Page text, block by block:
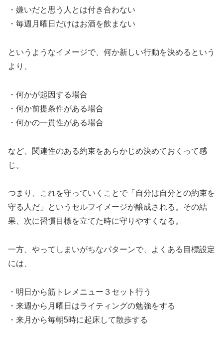
・嫌いだと思う人とは付き合わない
・毎週月曜日だけはお酒を飲まない
というようなイメージで、何か新しい行動を決めるという
より、
・何かが起因する場合
・何か前提条件がある場合
・何かの一貫性がある場合
など、関連性のある約束をあらかじめ決めておくって感
じ。
つまり、これを守っていくことで「自分は自分との約束を
守る人だ」というセルフイメージが醸成される。その結
果、次に習慣目標を立てた時に守りやすくなる。
一方、やってしまいがちなパターンで、よくある目標設定
には、
・明日から筋トレメニュー３セット行う
・来週から月曜日はライティングの勉強をする
・来月から毎朝5時に起床して散歩する